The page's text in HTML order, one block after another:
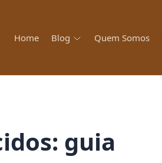
Home Blog Quem Somos